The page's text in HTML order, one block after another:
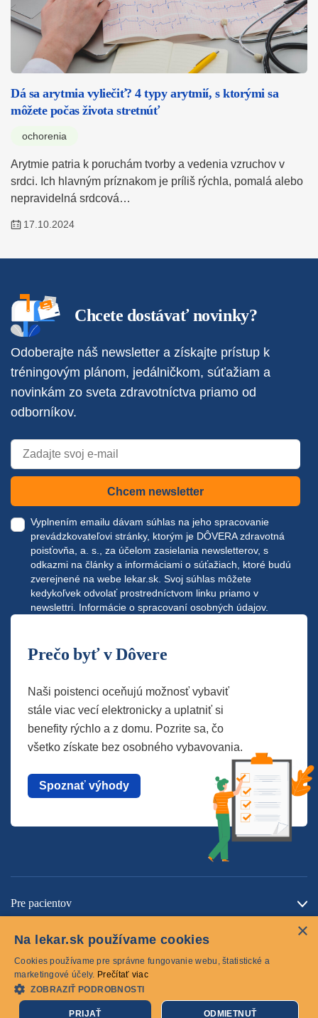
Dá sa arytmia vyliečiť? 4 typy arytmií, s ktorými sa
môžete počas života stretnúť
ochorenia
Arytmie patria k poruchám tvorby a vedenia vzruchov v
srdci. Ich hlavným príznakom je príliš rýchla, pomalá alebo
nepravidelná srdcová…
17.10.2024
Chcete dostávať novinky?
Odoberajte náš newsletter a získajte prístup k
tréningovým plánom, jedálničkom, súťažiam a
novinkám zo sveta zdravotníctva priamo od
odborníkov.
Chcem newsletter
Vyplnením emailu dávam súhlas na jeho spracovanie
prevádzkovateľovi stránky, ktorým je DÔVERA zdravotná
poisťovňa, a. s., za účelom zasielania newsletterov, s
odkazmi na články a informáciami o súťažiach, ktoré budú
zverejnené na webe lekar.sk. Svoj súhlas môžete
kedykoľvek odvolať prostredníctvom linku priamo v
newslettri. Informácie o spracovaní osobných údajov.
Prečo byť v Dôvere
Naši poistenci oceňujú možnosť vybaviť
stále viac vecí elektronicky a uplatniť si
benefity rýchlo a z domu. Pozrite sa, čo
všetko získate bez osobného vybavovania.
Spoznať výhody
Pre pacientov
Cookies
×
Na lekar.sk používame cookies
Cookies používame pre správne fungovanie webu, štatistické a
marketingové účely. Prečítať viac
ZOBRAZIŤ PODROBNOSTI
PRIJAŤ ODMIETNUŤ